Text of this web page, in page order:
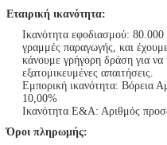
Εταιρική ικανότητα:
Ικανότητα εφοδιασμού:
γραμμές παραγωγής, και
κάνουμε γρήγορη δράση για να
εξατομικευμένες απαιτήσεις.
Εμπορική ικανότητα: Βόρεια
10,00%
Ικανότητα Ε&Α: Αριθμός
Όροι πληρωμής: